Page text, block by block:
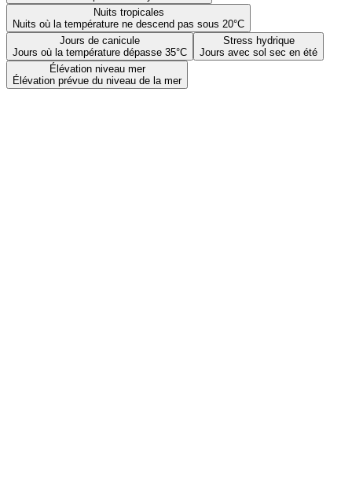
Nuits tropicales
Nuits où la température ne descend pas sous 20°C
Jours de canicule
Jours où la température dépasse 35°C
Stress hydrique
Jours avec sol sec en été
Élévation niveau mer
Élévation prévue du niveau de la mer